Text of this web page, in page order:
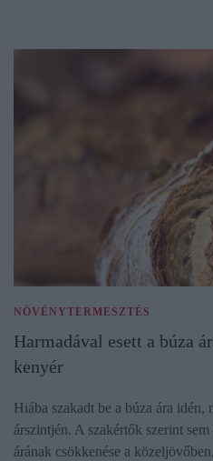
NÖVÉNYTERMESZTÉS
Harmadával esett a búza
kenyér
Hiába szakadt be a búza ára idén,
árszintjén. A szakértők szerint
árának csökkenése a